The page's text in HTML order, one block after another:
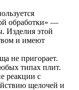
обработки» —
Изделия этой
и имеют
не пригорает.
типах плит.
реакции с
щелочей и